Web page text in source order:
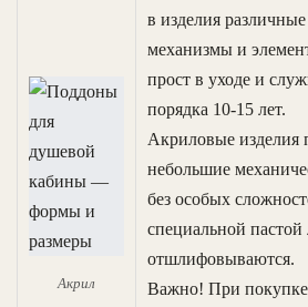
Акрил
в изделия
механизмы и
прост в уходе и
порядка 10-15 лет.
Акриловые изделия
небольшие
без особых
специальной пастой
отшлифовываются.
Важно! При покупке